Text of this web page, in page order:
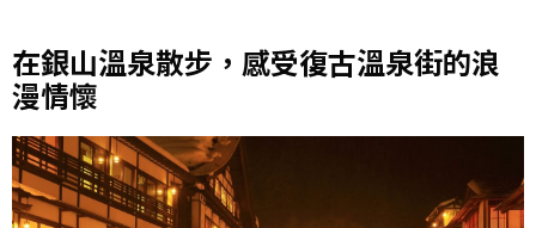
在銀山溫泉散步，感受復古溫泉街的浪
漫情懷